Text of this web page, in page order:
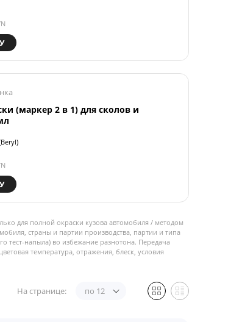
(маркер 2 в 1) для сколов и
для полной окраски кузова автомобиля / методом
страны и партии производства, партии и типа
тест-напыла) во избежание разнотона. Передача
температура, отражения, блеск, условия
На странице: по 12